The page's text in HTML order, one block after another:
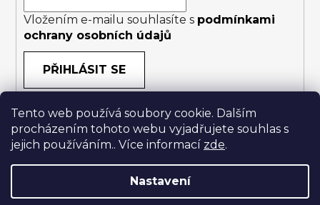
Tento web používá soubory cookie. Dalším
procházením tohoto webu vyjadřujete souhlas s
jejich používáním.. Více informací zde.
Nastavení
Vložením e-mailu souhlasíte s podmínkami
ochrany osobních údajů
PŘIHLÁSIT SE